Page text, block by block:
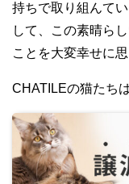
持ちで取り組んて
して、この素晴ら
ことを大変幸せに思
CHATILEの猫たち